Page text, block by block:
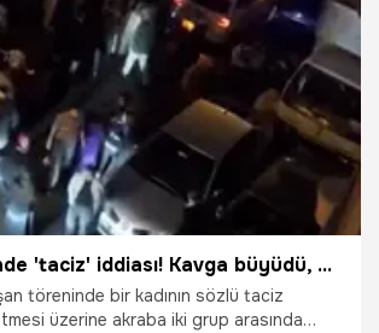
Nişan töreninde 'taciz' iddiası! Kavga büyüdü, yaralılar var
töreninde bir kadının sözlü taciz
üzerine akraba iki grup arasında